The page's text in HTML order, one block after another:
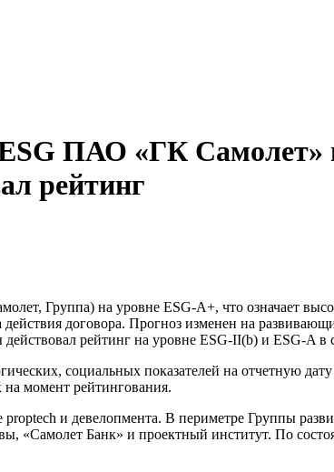
ПАО «ГК Самолет»
рейтинг
Группа) на уровне ESG-A+, что означает
действия договора. Прогноз изменен на
рейтинг на уровне ESG-II(b) и ESG-A
социальных показателей на отчетную
момент рейтингования.
и девелопмента. В периметре Группы
«Самолет Банк» и проектный институт. По